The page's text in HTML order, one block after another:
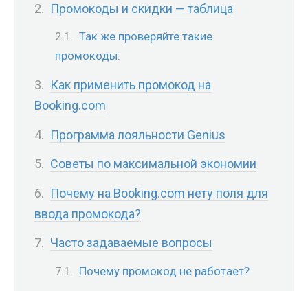
Промокоды и скидки — таблица
Так же проверяйте такие
промокоды:
Как применить промокод на
Booking.com
Программа лояльности Genius
Советы по максимальной экономии
Почему на Booking.com нету поля для
ввода промокода?
Часто задаваемые вопросы
Почему промокод не работает?